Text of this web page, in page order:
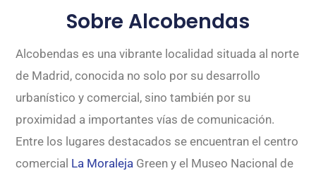
Sobre Alcobendas
Alcobendas es una vibrante localidad situada al norte
de Madrid, conocida no solo por su desarrollo
urbanístico y comercial, sino también por su
proximidad a importantes vías de comunicación.
Entre los lugares destacados se encuentran el centro
comercial La Moraleja Green y el Museo Nacional de